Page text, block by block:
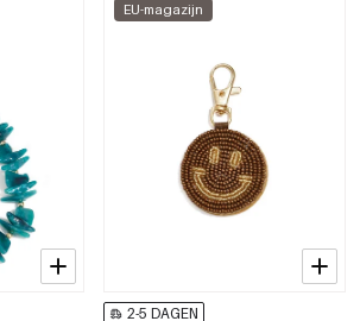
EU-magazijn
2-5 DAGEN